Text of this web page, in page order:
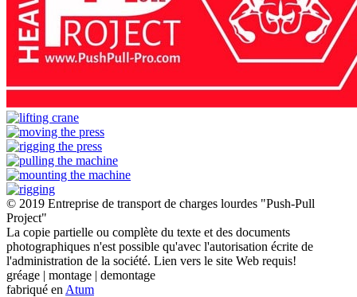
© 2019 Entreprise de transport de charges lourdes "Push-Pull
Project"
La copie partielle ou complète du texte et des documents
photographiques n'est possible qu'avec l'autorisation écrite de
l'administration de la société. Lien vers le site Web requis!
gréage | montage | demontage
fabriqué en Atum